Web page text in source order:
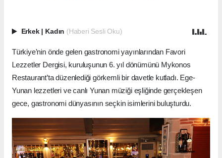
Erkek Kadın (Haberi Sesli Oku)
Türkiye’nin önde gelen gastronomi yayınlarından Favori
Lezzetler Dergisi, kuruluşunun 6. yıl dönümünü Mykonos
Restaurant’ta düzenlediği görkemli bir davetle kutladı. Ege-
Yunan lezzetleri ve canlı Yunan müziği eşliğinde gerçekleşen
gece, gastronomi dünyasının seçkin isimlerini buluşturdu.